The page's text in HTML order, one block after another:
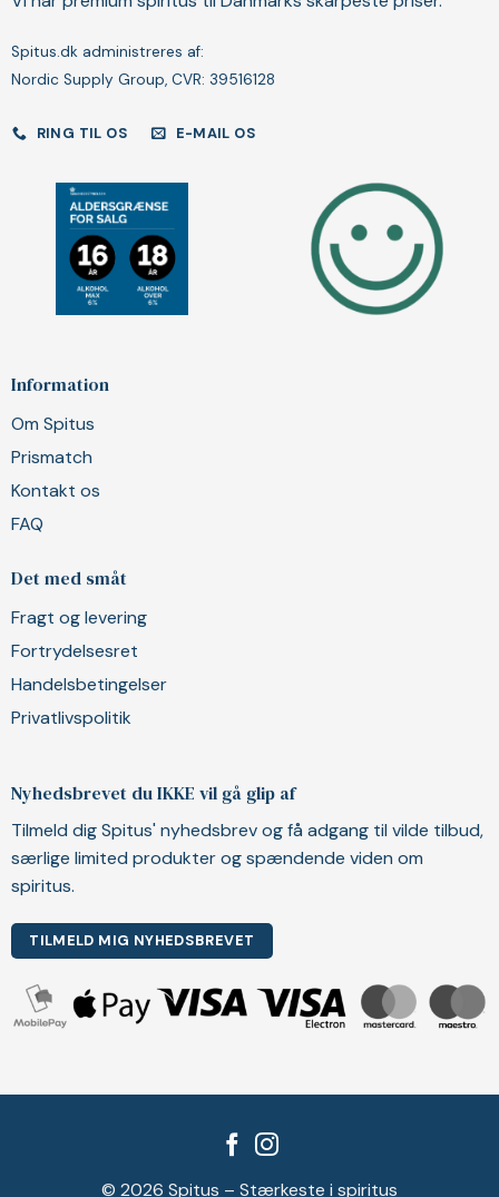
Spitus.dk administreres af:
Nordic Supply Group, CVR: 39516128
RING TIL OS E-MAIL OS
Information
Om Spitus
Prismatch
Kontakt os
FAQ
Det med småt
Fragt og levering
Fortrydelsesret
Handelsbetingelser
Privatlivspolitik
Nyhedsbrevet du IKKE vil gå glip af
Tilmeld dig Spitus' nyhedsbrev og få adgang til vilde tilbud,
særlige limited produkter og spændende viden om
spiritus.
TILMELD MIG NYHEDSBREVET
© 2026 Spitus – Stærkeste i spiritus